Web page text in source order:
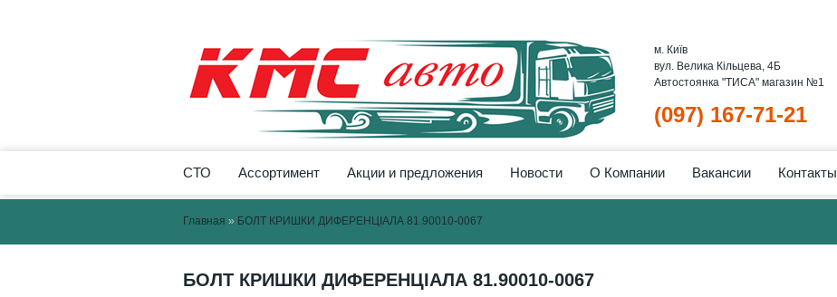
м. Київ
вул. Велика Кільцева, 4Б
Автостоянка "ТИСА" магазин №1
(097) 167-71-21
СТО Ассортимент Акции и предложения Новости О Компании Вакансии Контакты
Главная » БОЛТ КРИШКИ ДИФЕРЕНЦІАЛА 81.90010-0067
БОЛТ КРИШКИ ДИФЕРЕНЦІАЛА 81.90010-0067